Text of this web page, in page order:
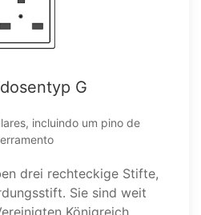
G
incluindo um pino de
drei rechteckige Stifte,
Sie sind weit
Königreich,